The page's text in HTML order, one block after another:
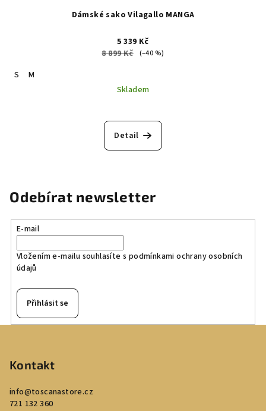
Dámské sako Vilagallo MANGA
5 339 Kč
8 899 Kč
(–40 %)
S
M
Skladem
Detail
Odebírat newsletter
E-mail
Vložením e-mailu souhlasíte s podmínkami ochrany osobních
údajů
Přihlásit se
Kontakt
info@toscanastore.cz
721 132 360